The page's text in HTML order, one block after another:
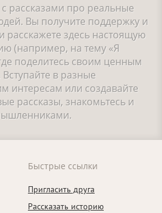
рассказами про реальные
Вы получите поддержку и
расскажете здесь настоящую
(например, на тему «Я
поделитесь своим ценным
в разные
интересам или создавайте
рассказы, знакомьтесь и
Быстрые ссылки
Пригласить друга
Рассказать историю